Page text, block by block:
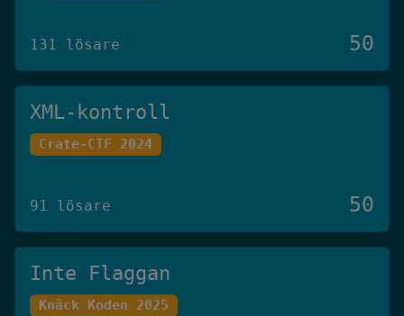
131 lösare 50
XML-kontroll
Crate-CTF 2024
91 lösare 50
Inte Flaggan
Knäck Koden 2025